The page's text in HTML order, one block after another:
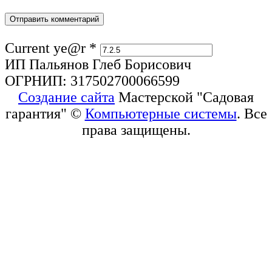
Current ye@r *
ИП Пальянов Глеб Борисович
ОГРНИП: 317502700066599
Создание сайта Мастерской "Садовая
гарантия" © Компьютерные системы. Все
права защищены.